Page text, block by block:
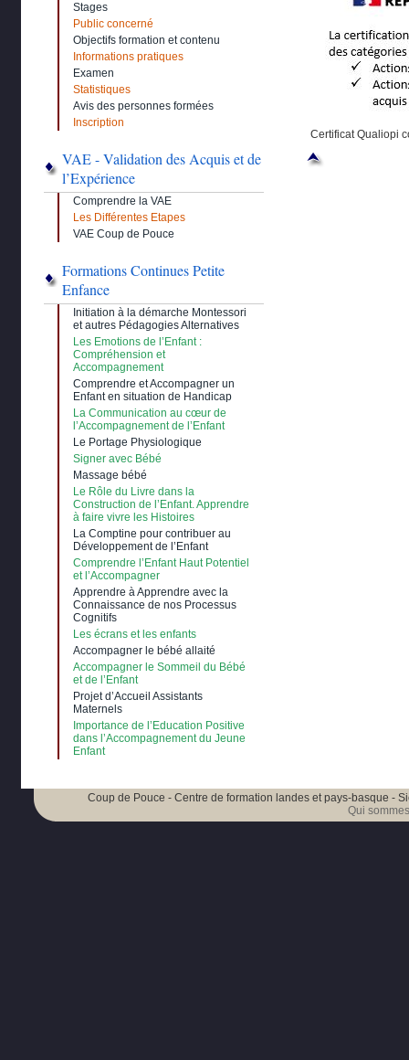
Certificat Qualiopi
Stages
Public concerné
Objectifs formation et contenu
Informations pratiques
Examen
Statistiques
Avis des personnes formées
Inscription
VAE - Validation des Acquis et de
l’Expérience
Comprendre la VAE
Les Différentes Etapes
VAE Coup de Pouce
Formations Continues Petite
Enfance
Initiation à la démarche Montessori
et autres Pédagogies Alternatives
Les Emotions de l’Enfant :
Compréhension et
Accompagnement
Comprendre et Accompagner un
Enfant en situation de Handicap
La Communication au cœur de
l’Accompagnement de l’Enfant
Le Portage Physiologique
Signer avec Bébé
Massage bébé
Le Rôle du Livre dans la
Construction de l’Enfant. Apprendre
à faire vivre les Histoires
La Comptine pour contribuer au
Développement de l’Enfant
Comprendre l’Enfant Haut Potentiel
et l’Accompagner
Apprendre à Apprendre avec la
Connaissance de nos Processus
Cognitifs
Les écrans et les enfants
Accompagner le bébé allaité
Accompagner le Sommeil du Bébé
et de l’Enfant
Projet d’Accueil Assistants
Maternels
Importance de l’Education Positive
dans l’Accompagnement du Jeune
Enfant
Coup de Pouce - Centre de formation landes et pays-basque -
Qui